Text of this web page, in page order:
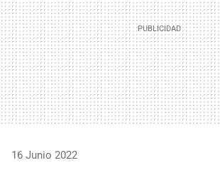
16 Junio 2022